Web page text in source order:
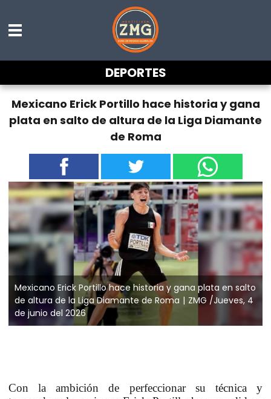
DEPORTES
Mexicano Erick Portillo hace historia y gana
plata en salto de altura de la Liga Diamante
de Roma
Mexicano Erick Portillo hace historia y gana plata en salto
de altura de la Liga Diamante de Roma
ZMG /Jueves, 4
de junio del 2026
Con la ambición de perfeccionar su técnica y